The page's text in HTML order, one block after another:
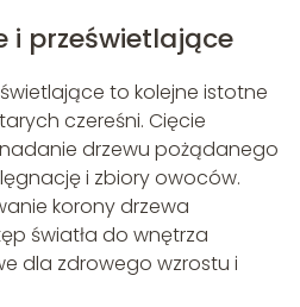
i prześwietlające
to kolejne istotne
czereśni. Cięcie
drzewu pożądanego
i zbiory owoców.
korony drzewa
światła do wnętrza
dla zdrowego wzrostu i